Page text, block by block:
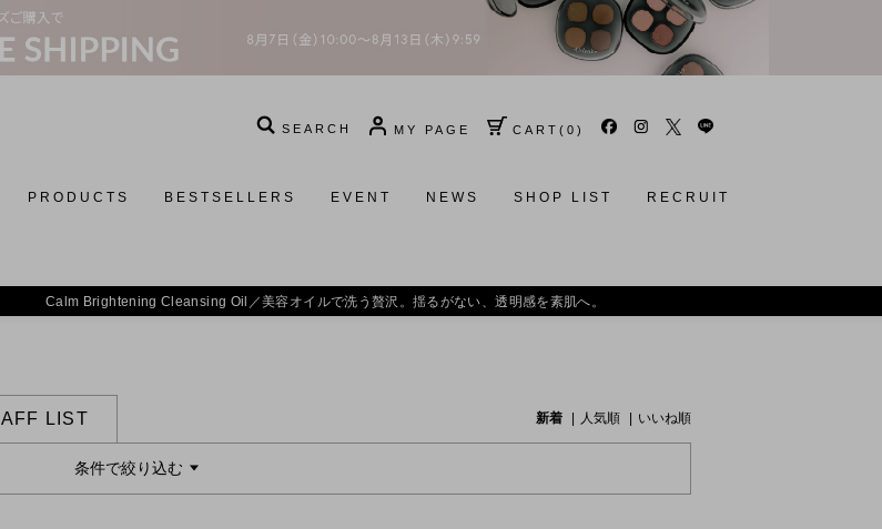
SEARCH MY PAGE CART ( 0 )
PRODUCTS BESTSELLERS EVENT NEWS SHOP LIST RECRUIT
Oil／美容オイルで洗う贅沢。揺るがない、透明感を素肌へ。
LIST 新着 人気順 いいね順
条件で絞り込む